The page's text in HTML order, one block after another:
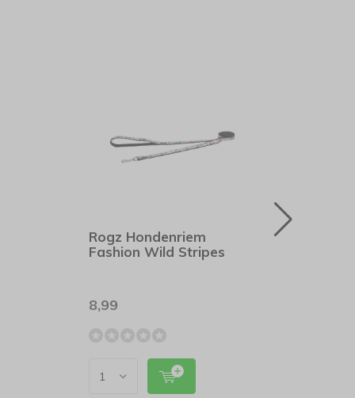
Rogz Hondenriem
Fashion Wild Stripes
8,99